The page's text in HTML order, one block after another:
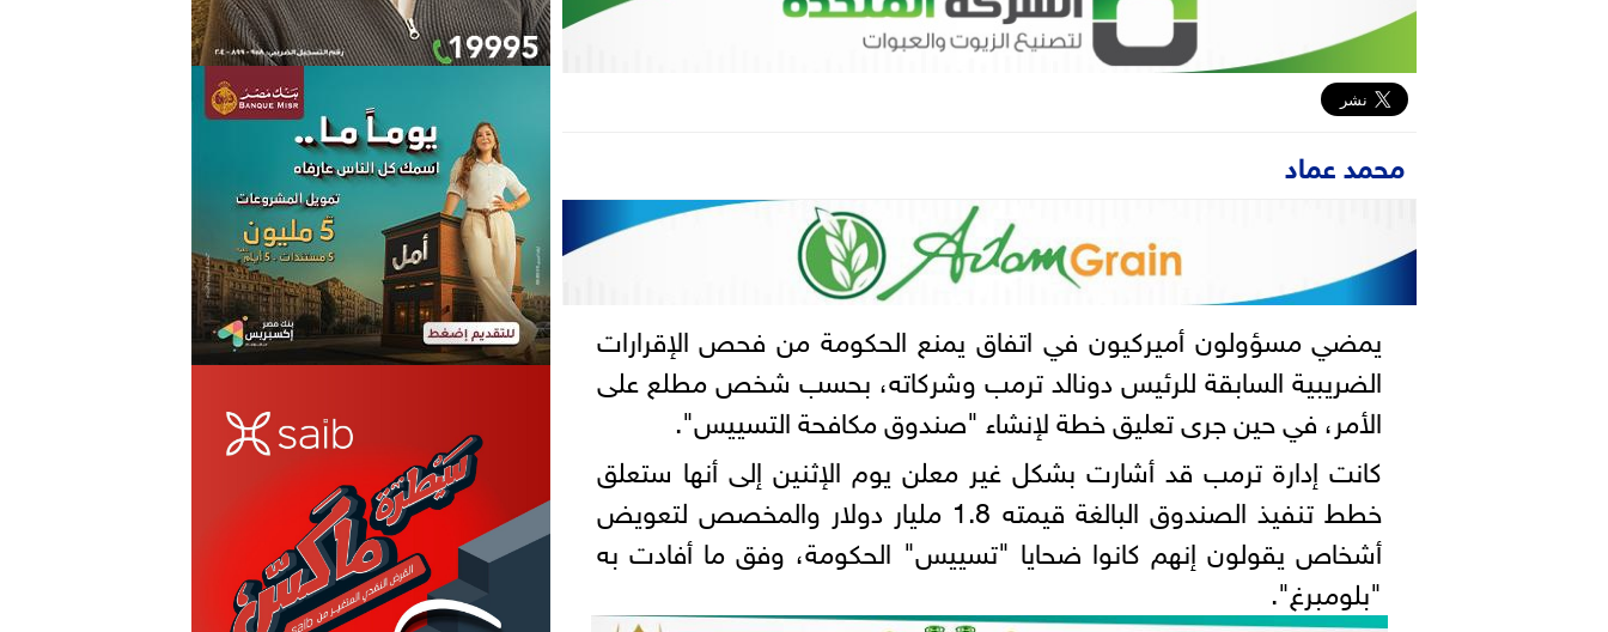
محمد عماد
يمضي مسؤولون أميركيون في اتفاق يمنع الحكومة من فحص الإقرارات
الضريبية السابقة للرئيس دونالد ترمب وشركاته، بحسب شخص مطلع على
الأمر، في حين جرى تعليق خطة لإنشاء "صندوق مكافحة التسييس".
كانت إدارة ترمب قد أشارت بشكل غير معلن يوم الإثنين إلى أنها ستعلق
خطط تنفيذ الصندوق البالغة قيمته 1.8 مليار دولار والمخصص لتعويض
أشخاص يقولون إنهم كانوا ضحايا "تسييس" الحكومة، وفق ما أفادت به
"بلومبرغ".